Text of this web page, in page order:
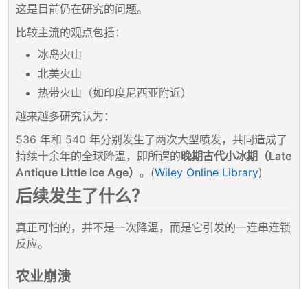
这是目前仍在研究的问题。
比较主流的观点包括：
冰岛火山
北美火山
热带火山（如印度尼西亚附近）
越来越多研究认为：
536 年和 540 年分别发生了两次大型喷发，共同造成了
持续十余年的全球降温，即所谓的晚期古代小冰期（Late
Antique Little Ice Age） 。(Wiley Online Library)
后续发生了什么？
真正可怕的，并不是一次降温，而是它引发的一连串连锁
反应。
农业崩溃